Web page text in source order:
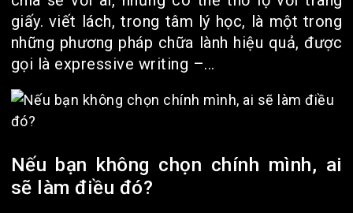
giấy. viết lách, trong tâm lý học, là một trong
những phương pháp chữa lành hiệu quả, được
gọi là expressive writing –...
Nếu bạn không chọn chính mình, ai
sẽ làm điều đó?